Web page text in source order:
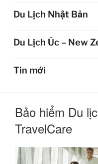
Du Lịch Nhật Bản
Du Lịch Úc – New
Tin mới
Bảo hiểm Du
TravelCare